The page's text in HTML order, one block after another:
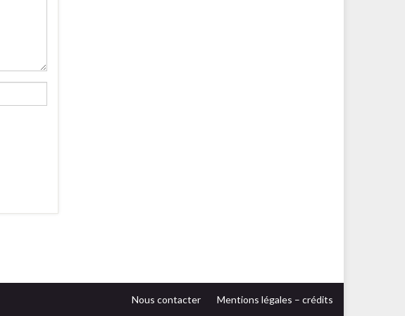
Nous contacter Mentions légales – crédits